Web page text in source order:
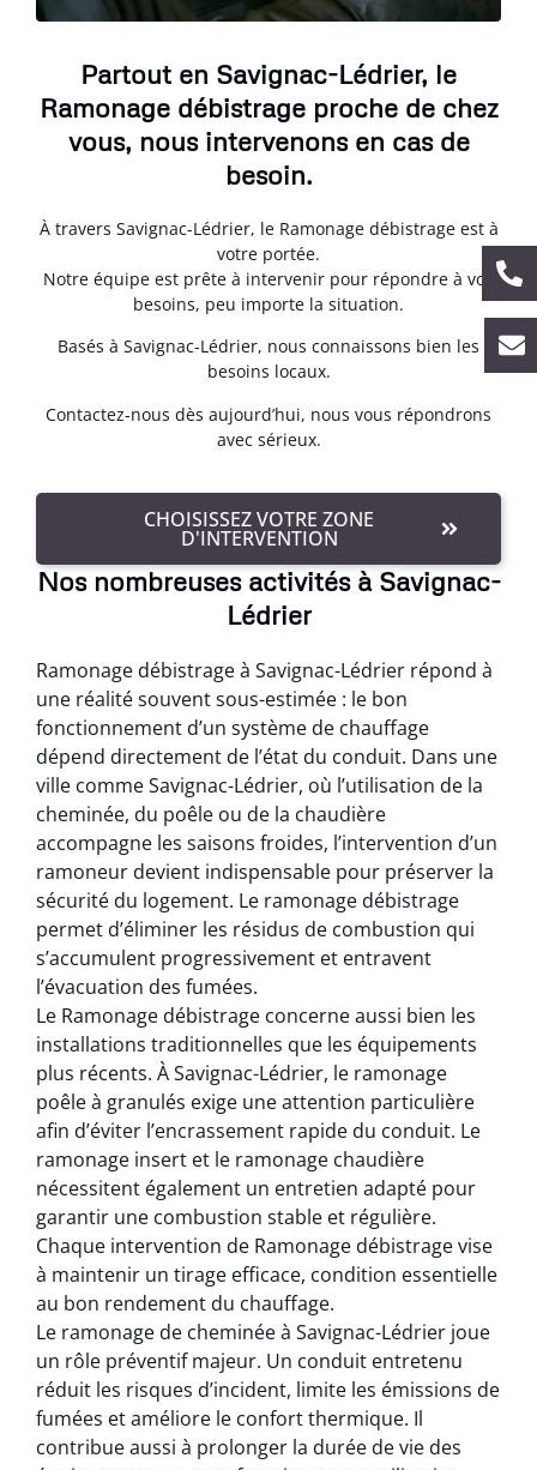
Partout en Savignac-Lédrier, le
Ramonage débistrage proche de chez
vous, nous intervenons en cas de
besoin.
À travers Savignac-Lédrier, le Ramonage débistrage est à
votre portée.
Notre équipe est prête à intervenir pour répondre à vos
besoins, peu importe la situation.
Basés à Savignac-Lédrier, nous connaissons bien les
besoins locaux.
Contactez-nous dès aujourd’hui, nous vous répondrons
avec sérieux.
CHOISISSEZ VOTRE ZONE
D'INTERVENTION
Nos nombreuses activités à Savignac-
Lédrier
Ramonage débistrage à Savignac-Lédrier répond à
une réalité souvent sous-estimée : le bon
fonctionnement d’un système de chauffage
dépend directement de l’état du conduit. Dans une
ville comme Savignac-Lédrier, où l’utilisation de la
cheminée, du poêle ou de la chaudière
accompagne les saisons froides, l’intervention d’un
ramoneur devient indispensable pour préserver la
sécurité du logement. Le ramonage débistrage
permet d’éliminer les résidus de combustion qui
s’accumulent progressivement et entravent
l’évacuation des fumées.
Le Ramonage débistrage concerne aussi bien les
installations traditionnelles que les équipements
plus récents. À Savignac-Lédrier, le ramonage
poêle à granulés exige une attention particulière
afin d’éviter l’encrassement rapide du conduit. Le
ramonage insert et le ramonage chaudière
nécessitent également un entretien adapté pour
garantir une combustion stable et régulière.
Chaque intervention de Ramonage débistrage vise
à maintenir un tirage efficace, condition essentielle
au bon rendement du chauffage.
Le ramonage de cheminée à Savignac-Lédrier joue
un rôle préventif majeur. Un conduit entretenu
réduit les risques d’incident, limite les émissions de
fumées et améliore le confort thermique. Il
contribue aussi à prolonger la durée de vie des